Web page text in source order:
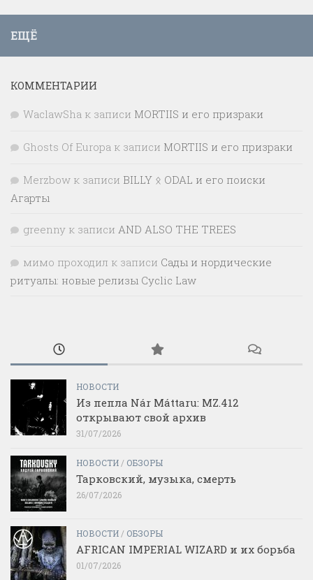
ЕЩЁ
КОММЕНТАРИИ
WaclawSha к записи MORTIIS и его призраки
Ghosts Of Europa к записи MORTIIS и его призраки
Merzbow к записи BILLY ᛟ ODAL и его поиски
Агарты
greenny к записи AND ALSO THE TREES
мимо проходил к записи Сады и нордические
ритуалы: новые релизы Cyclic Law
НОВОСТИ
Из пепла Nár Máttaru: MZ.412
открывают свой архив
31/07/2026
НОВОСТИ/ ОБЗОРЫ
Тарковский, музыка, смерть
26/07/2026
НОВОСТИ/ ОБЗОРЫ
AFRICAN IMPERIAL WIZARD и их борьба
01/07/2026